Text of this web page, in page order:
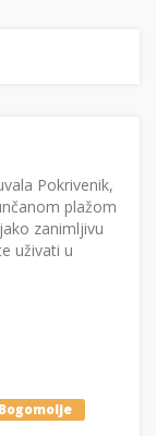
Pokrivenik,
plažom
zanimljivu
uživati u
Bogomolje